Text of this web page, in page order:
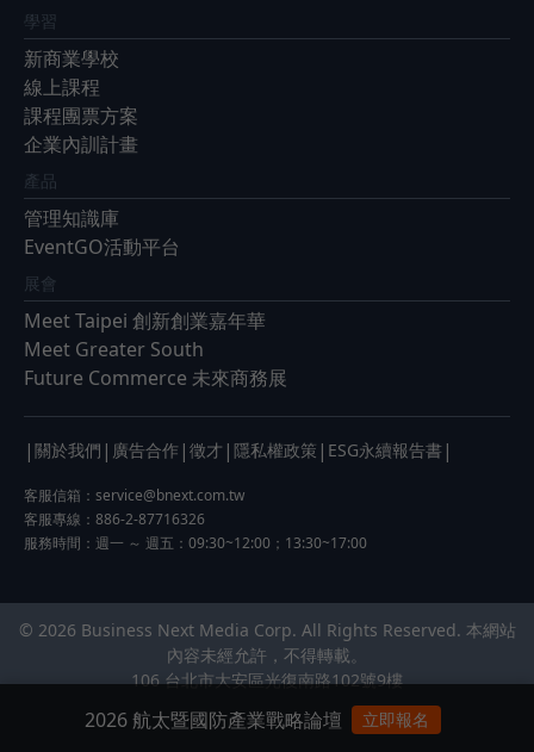
學習
新商業學校
線上課程
課程團票方案
企業內訓計畫
產品
管理知識庫
EventGO活動平台
展會
Meet Taipei 創新創業嘉年華
Meet Greater South
Future Commerce 未來商務展
| 關於我們 | 廣告合作 | 徵才 | 隱私權政策 | ESG永續報告書 |
客服信箱： service@bnext.com.tw
客服專線：886-2-87716326
服務時間：週一 ～ 週五：09:30~12:00；13:30~17:00
© 2026 Business Next Media Corp. All Rights Reserved. 本網站
內容未經允許，不得轉載。
106 台北市大安區光復南路102號9樓
2026 航太暨國防產業戰略論壇 立即報名